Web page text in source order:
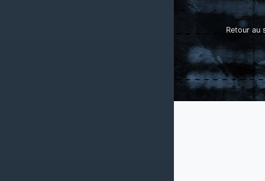
Retour au